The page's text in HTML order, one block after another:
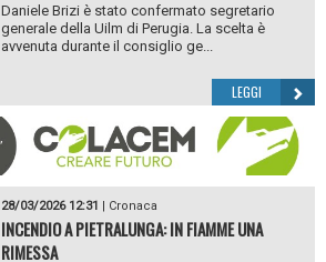
Daniele Brizi è stato confermato segretario
generale della Uilm di Perugia. La scelta è
avvenuta durante il consiglio ge...
LEGGI
28/03/2026 12:31 | Cronaca
INCENDIO A PIETRALUNGA: IN FIAMME UNA
RIMESSA